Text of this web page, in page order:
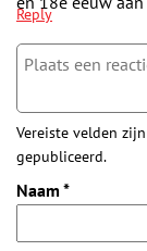
Reply
Vereiste velden
gepubliceerd.
Naam *